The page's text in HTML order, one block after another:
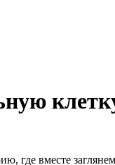
где вместе